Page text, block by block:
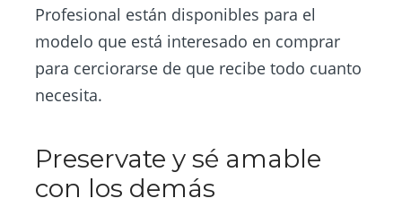
Profesional están disponibles para el
modelo que está interesado en comprar
para cerciorarse de que recibe todo cuanto
necesita.
Preservate y sé amable
con los demás